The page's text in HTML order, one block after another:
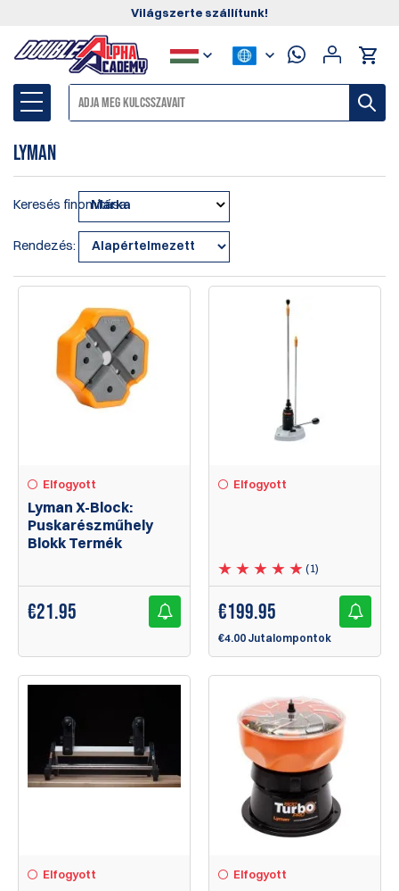
Világszerte szállítunk!
Lyman
Keresés finomítása
Márka
Rendezés:
Elfogyott
Lyman X-Block:
Puskarészműhely
Blokk Termék
€21.95
Elfogyott
(1)
€199.95
€4.00 Jutalompontok
Elfogyott Elfogyott